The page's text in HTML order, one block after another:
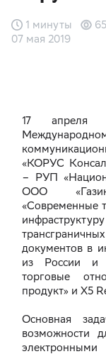
07 мая 2019
1 минуты
17 апреля
«КОРУС
– РУП
ООО
«Современные
документов в
из России и
торговые
продукт» и X5
Основная
возможности